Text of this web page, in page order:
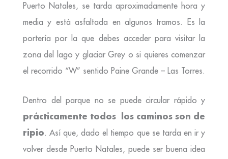
Puerto Natales, se tarda aproximadamente hora y
media y está asfaltada en algunos tramos. Es la
portería por la que debes acceder para visitar la
zona del lago y glaciar Grey o si quieres comenzar
el recorrido “W” sentido Paine Grande – Las Torres.
Dentro del parque no se puede circular rápido y
prácticamente todos los caminos son de
ripio. Así que, dado el tiempo que se tarda en ir y
volver desde Puerto Natales, puede ser buena idea